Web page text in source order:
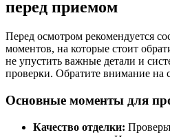
перед приемом
Перед осмотром рекомендуется
моментов, на которые стоит
не упустить важные детали и
проверки. Обратите внимание на
Основные моменты для
Качество отделки: